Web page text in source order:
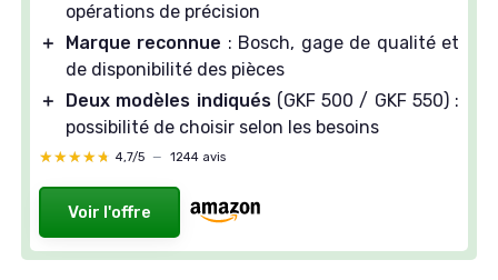
opérations de précision
＋
Marque reconnue : Bosch, gage de qualité et
de disponibilité des pièces
＋
Deux modèles indiqués(GKF 500 / GKF 550) :
possibilité de choisir selon les besoins
★★★★★
★★★★★ 4,7/5 — 1244 avis
Voir l'offre